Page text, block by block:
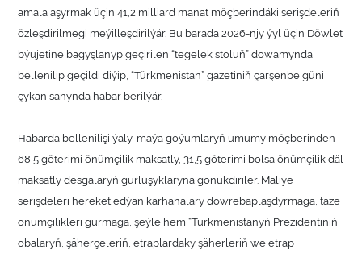
amala aşyrmak üçin 41,2 milliard manat möçberindäki serişdeleriň
özleşdirilmegi meýilleşdirilýär. Bu barada 2026-njy ýyl üçin Döwlet
býujetine bagyşlanyp geçirilen “tegelek stoluň” dowamynda
bellenilip geçildi diýip, “Türkmenistan” gazetiniň çarşenbe güni
çykan sanynda habar berilýär.
Habarda bellenilişi ýaly, maýa goýumlaryň umumy möçberinden
68,5 göterimi önümçilik maksatly, 31,5 göterimi bolsa önümçilik däl
maksatly desgalaryň gurluşyklaryna gönükdiriler. Maliýe
serişdeleri hereket edýän kärhanalary döwrebaplaşdyrmaga, täze
önümçilikleri gurmaga, şeýle hem “Türkmenistanyň Prezidentiniň
obalaryň, şäherçeleriň, etraplardaky şäherleriň we etrap